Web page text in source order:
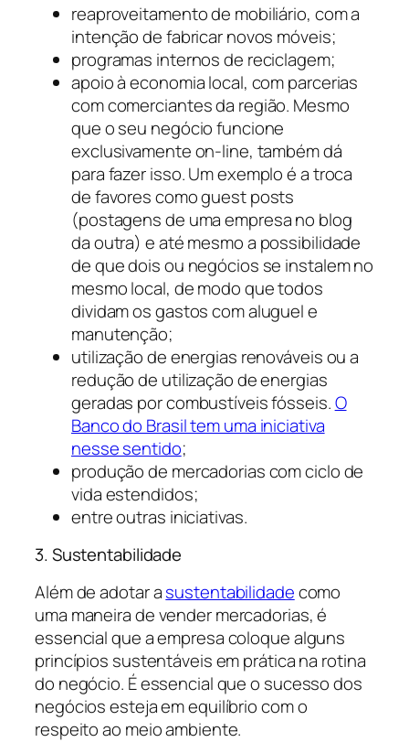
reaproveitamento de mobiliário, com a
intenção de fabricar novos móveis;
programas internos de reciclagem;
apoio à economia local, com parcerias
com comerciantes da região. Mesmo
que o seu negócio funcione
exclusivamente on-line, também dá
para fazer isso. Um exemplo é a troca
de favores como guest posts
(postagens de uma empresa no blog
da outra) e até mesmo a possibilidade
de que dois ou negócios se instalem no
mesmo local, de modo que todos
dividam os gastos com aluguel e
manutenção;
utilização de energias renováveis ou a
redução de utilização de energias
geradas por combustíveis fósseis.O
Banco do Brasil tem uma iniciativa
nesse sentido;
produção de mercadorias com ciclo de
vida estendidos;
entre outras iniciativas.
3. Sustentabilidade
Além de adotar asustentabilidadecomo
uma maneira de vender mercadorias, é
essencial que a empresa coloque alguns
princípios sustentáveis em prática na rotina
do negócio. É essencial que o sucesso dos
negócios esteja em equilíbrio com o
respeito ao meio ambiente.